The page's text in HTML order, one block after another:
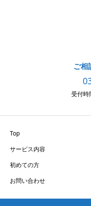
ご相
受付時
Top
サービス内容
初めての方
お問い合わせ